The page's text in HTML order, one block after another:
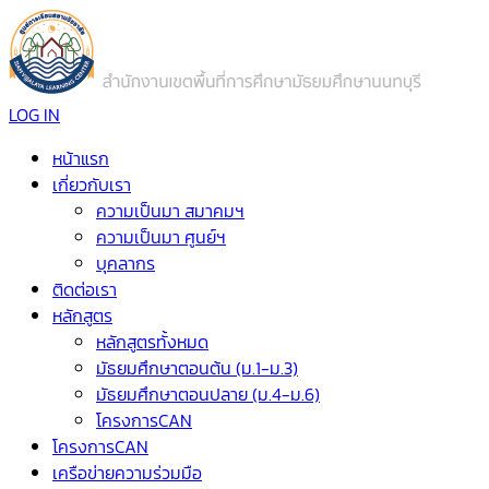
LOG IN
หน้าแรก
เกี่ยวกับเรา
ความเป็นมา สมาคมฯ
ความเป็นมา ศูนย์ฯ
บุคลากร
ติดต่อเรา
หลักสูตร
หลักสูตรทั้งหมด
มัธยมศึกษาตอนต้น (ม.1-ม.3)
มัธยมศึกษาตอนปลาย (ม.4-ม.6)
โครงการCAN
โครงการCAN
เครือข่ายความร่วมมือ